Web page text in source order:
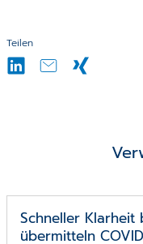
Teilen
Schneller Klarheit
übermitteln